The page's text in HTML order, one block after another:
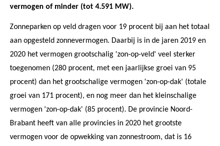
vermogen of minder (tot 4.591 MW).
Zonneparken op veld dragen voor 19 procent bij aan het totaal
aan opgesteld zonnevermogen. Daarbij is in de jaren 2019 en
2020 het vermogen grootschalig 'zon-op-veld' veel sterker
toegenomen (280 procent, met een jaarlijkse groei van 95
procent) dan het grootschalige vermogen 'zon-op-dak' (totale
groei van 171 procent), en nog meer dan het kleinschalige
vermogen 'zon-op-dak' (85 procent). De provincie Noord-
Brabant heeft van alle provincies in 2020 het grootste
vermogen voor de opwekking van zonnestroom, dat is 16